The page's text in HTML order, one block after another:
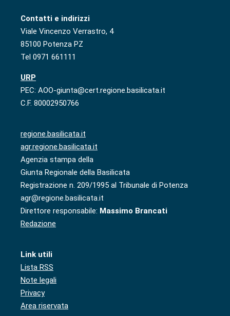
Contatti e indirizzi
Viale Vincenzo Verrastro, 4
85100 Potenza PZ
Tel 0971 661111
URP
PEC: AOO-giunta@cert.regione.basilicata.it
C.F. 80002950766
regione.basilicata.it
agr.regione.basilicata.it
Agenzia stampa della
Giunta Regionale della Basilicata
Registrazione n. 209/1995 al Tribunale di Potenza
agr@regione.basilicata.it
Direttore responsabile: Massimo Brancati
Redazione
Link utili
Lista RSS
Note legali
Privacy
Area riservata